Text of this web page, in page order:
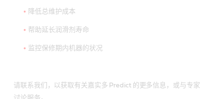
降低总维护成本
帮助延长润滑剂寿命
监控保修期内机器的状况
请联系我们，以获取有关嘉实多 Predict 的更多信息，或与专家